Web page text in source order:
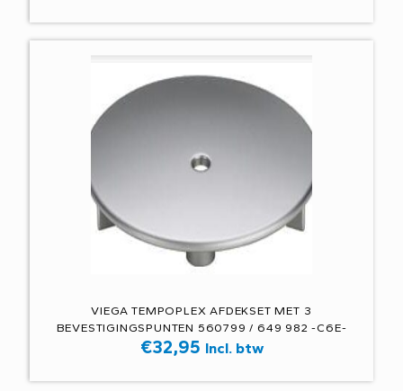
VIEGA TEMPOPLEX AFDEKSET MET 3
BEVESTIGINGSPUNTEN 560799 / 649 982 -C6E-
€32,95 Incl. btw